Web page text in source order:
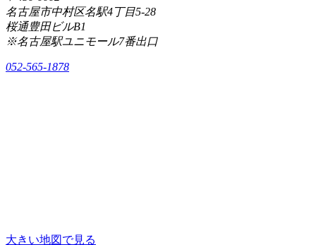
名古屋市中村区名駅4丁目5-28
桜通豊田ビルB1
※名古屋駅ユニモール7番出口
052-565-1878
大きい地図で見る